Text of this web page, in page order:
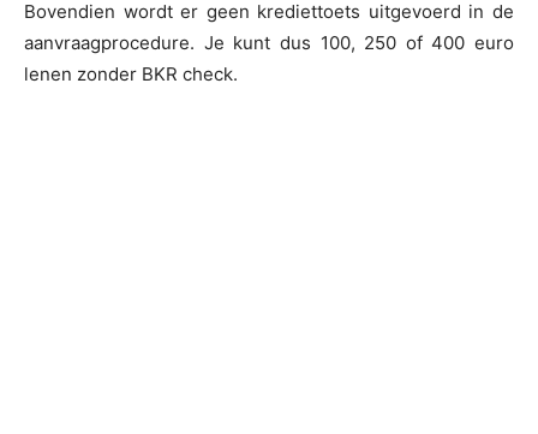
Bovendien wordt er geen krediettoets uitgevoerd in de
aanvraagprocedure. Je kunt dus 100, 250 of 400 euro
lenen zonder BKR check.